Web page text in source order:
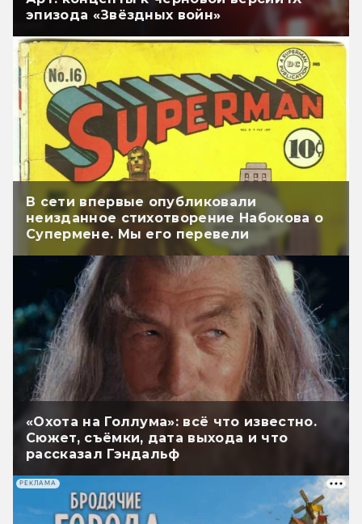
эпизода «Звёздных войн»
В сети впервые опубликовали
неизданное стихотворение Набокова о
Супермене. Мы его перевели
«Охота на Голлума»: всё что известно.
Сюжет, съёмки, дата выхода и что
рассказал Гэндальф
РЕКЛАМА